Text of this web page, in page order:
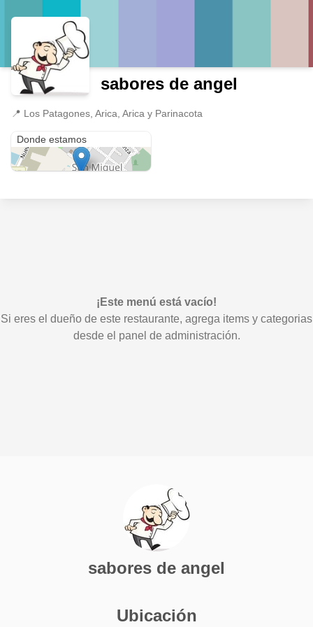
sabores de angel
📍 Los Patagones, Arica, Arica y Parinacota
Donde estamos
¡Este menú está vacío!
Si eres el dueño de este restaurante, agrega items y categorias
desde el panel de administración.
sabores de angel
Ubicación